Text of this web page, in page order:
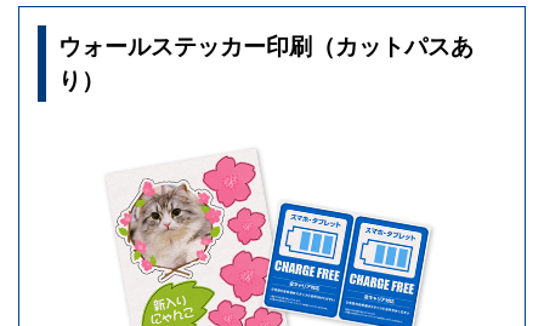
ウォールステッカー印刷（カットパスあ
り）